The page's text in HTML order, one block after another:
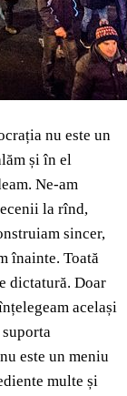
nu este un
și în el
Ne-am
la rînd,
sincer,
înainte. Toată
dictatură. Doar
același
este un meniu
multe și